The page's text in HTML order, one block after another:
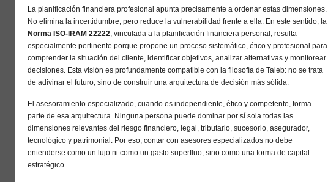
La planificación financiera profesional apunta precisamente a ordenar estas dimensiones.
No elimina la incertidumbre, pero reduce la vulnerabilidad frente a ella. En este sentido, la
Norma ISO-IRAM 22222, vinculada a la planificación financiera personal, resulta
especialmente pertinente porque propone un proceso sistemático, ético y profesional para
comprender la situación del cliente, identificar objetivos, analizar alternativas y monitorear
decisiones. Esta visión es profundamente compatible con la filosofía de Taleb: no se trata
de adivinar el futuro, sino de construir una arquitectura de decisión más sólida.
El asesoramiento especializado, cuando es independiente, ético y competente, forma
parte de esa arquitectura. Ninguna persona puede dominar por sí sola todas las
dimensiones relevantes del riesgo financiero, legal, tributario, sucesorio, asegurador,
tecnológico y patrimonial. Por eso, contar con asesores especializados no debe
entenderse como un lujo ni como un gasto superfluo, sino como una forma de capital
estratégico.